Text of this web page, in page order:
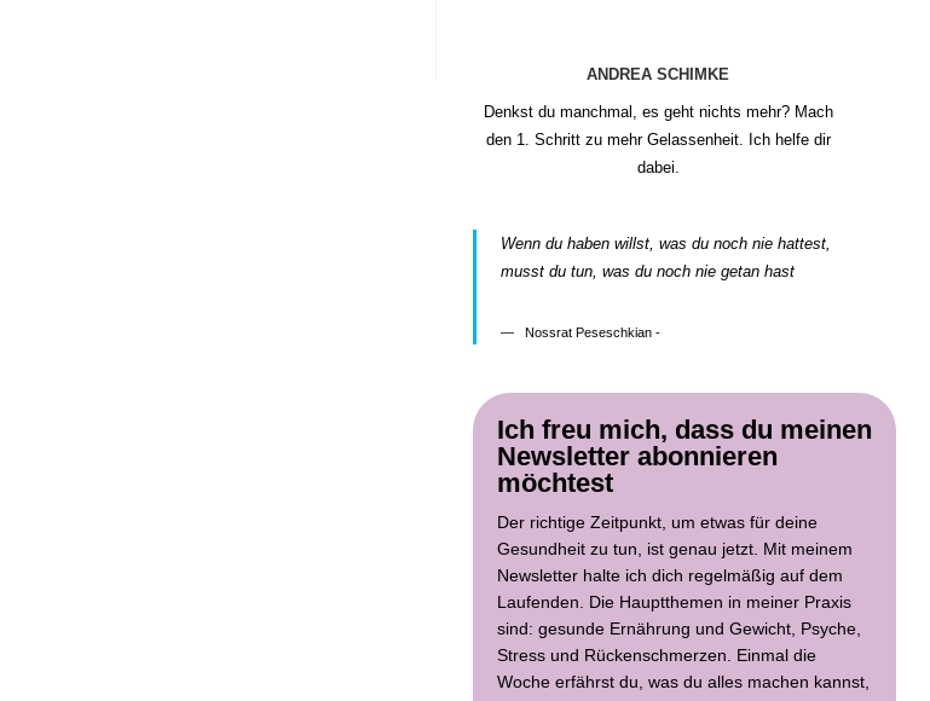
ANDREA SCHIMKE
Denkst du manchmal, es geht nichts mehr? Mach
den 1. Schritt zu mehr Gelassenheit. Ich helfe dir
dabei.
Wenn du haben willst, was du noch nie hattest,
musst du tun, was du noch nie getan hast
Nossrat Peseschkian -
Ich freu mich, dass du meinen
Newsletter abonnieren
möchtest
Der richtige Zeitpunkt, um etwas für deine
Gesundheit zu tun, ist genau jetzt. Mit meinem
Newsletter halte ich dich regelmäßig auf dem
Laufenden. Die Hauptthemen in meiner Praxis
sind: gesunde Ernährung und Gewicht, Psyche,
Stress und Rückenschmerzen. Einmal die
Woche erfährst du, was du alles machen kannst,